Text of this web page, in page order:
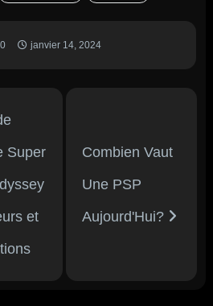
0 janvier 14, 2024
Super
et
Combien Vaut
Une PSP
Aujourd'Hui?